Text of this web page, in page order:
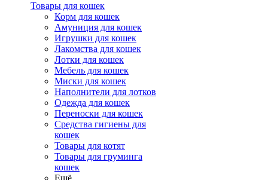
Товары для кошек
Корм для кошек
Амуниция для кошек
Игрушки для кошек
Лакомства для кошек
Лотки для кошек
Мебель для кошек
Миски для кошек
Наполнители для лотков
Одежда для кошек
Переноски для кошек
Средства гигиены для
кошек
Товары для котят
Товары для груминга
кошек
Ещё